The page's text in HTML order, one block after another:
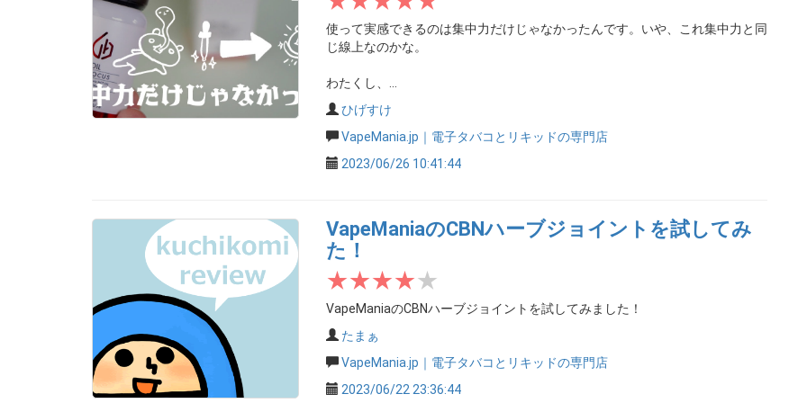
使って実感できるのは集中力だけじゃなかったんです。いや、これ集中力と同
じ線上なのかな。
わたくし、...
ひげすけ
VapeMania.jp｜電子タバコとリキッドの専門店
2023/06/26 10:41:44
VapeManiaのCBNハーブジョイントを試してみ
た！
VapeManiaのCBNハーブジョイントを試してみました！
たまぁ
VapeMania.jp｜電子タバコとリキッドの専門店
2023/06/22 23:36:44